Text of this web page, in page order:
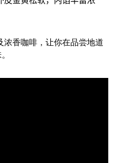
浓香咖啡，让你在品尝地道